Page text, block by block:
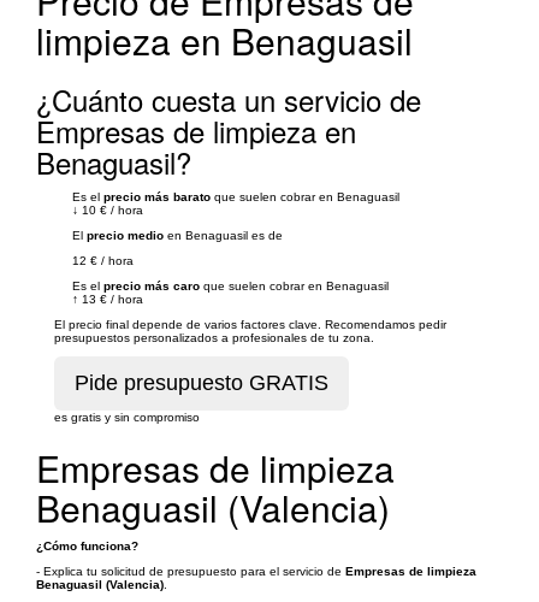
limpieza en Benaguasil
¿Cuánto cuesta un servicio de
Empresas de limpieza en
Benaguasil?
Es el precio más barato que suelen cobrar en Benaguasil
↓ 10 € / hora
El precio medio en Benaguasil es de
12 € / hora
Es el precio más caro que suelen cobrar en Benaguasil
↑ 13 € / hora
El precio final depende de varios factores clave. Recomendamos pedir
presupuestos personalizados a profesionales de tu zona.
es gratis y sin compromiso
Empresas de limpieza
Benaguasil (Valencia)
¿Cómo funciona?
- Explica tu solicitud de presupuesto para el servicio de Empresas de limpieza
Benaguasil (Valencia)